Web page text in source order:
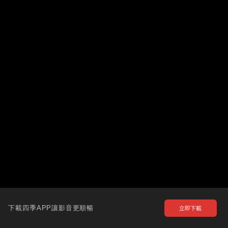
下載四季APP讓影音更順暢 立即下載